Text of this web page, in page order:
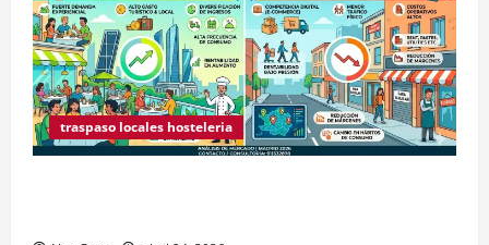
traspaso locales hosteleria